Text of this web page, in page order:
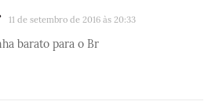
11 de setembro de 2016 às 20:33
barato para o Br